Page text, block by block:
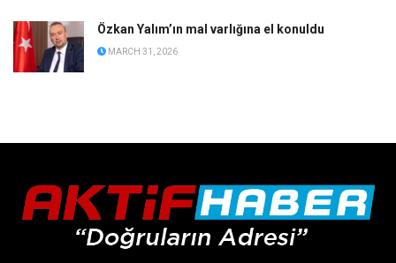
Özkan Yalım’ın mal varlığına el konuldu
MARCH 31, 2026